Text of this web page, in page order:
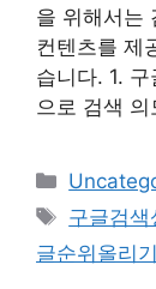
을 위해서는
컨텐츠를 제
습니다. 1.
으로 검색
Tags
구글검색
글순위올리기